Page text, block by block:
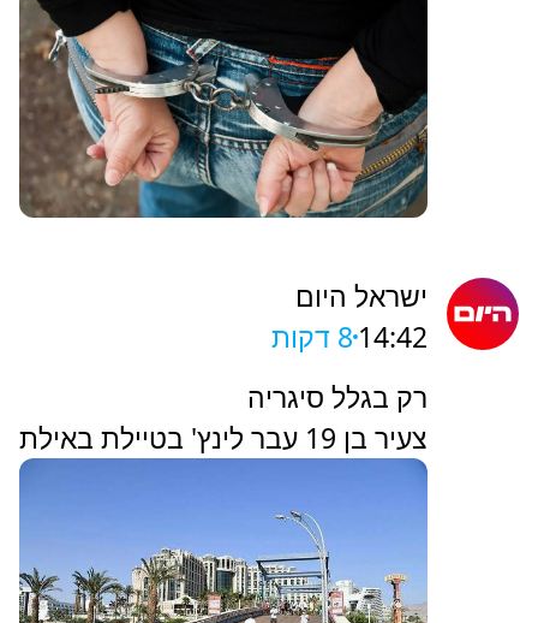
ישראל היום
14:42 8 דקות
רק בגלל סיגריה
צעיר בן 19 עבר לינץ' בטיילת באילת